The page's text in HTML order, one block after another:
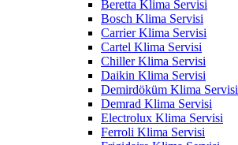
Beretta Klima Servisi
Bosch Klima Servisi
Carrier Klima Servisi
Cartel Klima Servisi
Chiller Klima Servisi
Daikin Klima Servisi
Demirdöküm Klima Servisi
Demrad Klima Servisi
Electrolux Klima Servisi
Ferroli Klima Servisi